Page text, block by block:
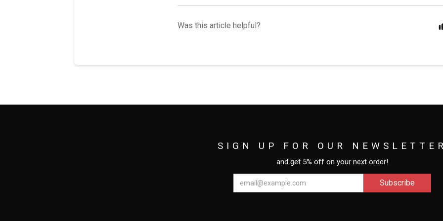
Was this article helpful?
SIGN UP FOR OUR NEWSLETTER
and get 5% off on your next order!